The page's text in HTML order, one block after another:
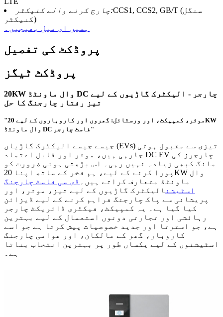
چارج کرنے والے کنیکٹر:CCS1, CCS2, GB/T (سنگل
کنیکٹر)
ہمیں ای میل بھیجیں۔
پروڈکٹ کی تفصیل
پروڈکٹ ٹیگز
20KW وال ماونٹڈ DC چارجر - الیکٹرک گاڑیوں کے لیے
تیز رفتار چارجنگ کا حل
"موثر، کمپیکٹ، اور ورسٹائل: گھروں اور کاروباروں کے لیے 20KW
وال ماونٹڈ DC فاسٹ چارجر"
جیسے جیسے الیکٹرک گاڑیاں (EVs) تیزی سے مقبول ہوتی
جارہی ہیں، موثر اور قابل اعتماد DC EV چارجرز کی
مانگ کبھی زیادہ نہیں رہی۔ اس بڑھتی ہوئی ضرورت کو
پورا کرنے کے لیے، ہم فخر کے ساتھ اپنا 20KW وال
ماونٹڈ متعارف کراتے ہیں۔
ڈی سی فاسٹ چارجنگ
اسٹیشن الیکٹرک گاڑیوں کے لیے تیز، موثر، اور
پریشانی سے پاک چارجنگ فراہم کرنے کے لیے ڈیزائن
کیا گیا ہے۔ یہ کمپیکٹ، فیکٹری ڈائریکٹ چارجر
رہائشی اور تجارتی دونوں استعمال کے لیے بہترین
ہے، جو استرتا اور جدید خصوصیات پیش کرتا ہے جو اسے
کاروبار، گھر کے مالکان، اور عوامی چارجنگ
اسٹیشنوں کے لیے یکساں طور پر بہترین انتخاب بناتا
ہے۔